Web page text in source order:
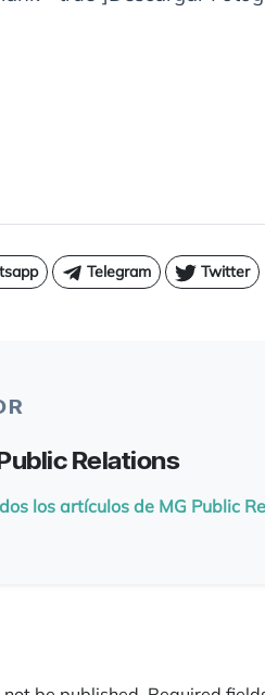
Telegram Twitter
Relations
los artículos de MG Public